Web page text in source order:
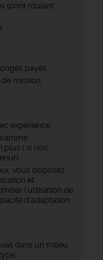
(pont roulant
payés
de mission
expérience.
plus ( si non
vous disposez
et
l’utilisation de
d’adaptation.
dans un milieu